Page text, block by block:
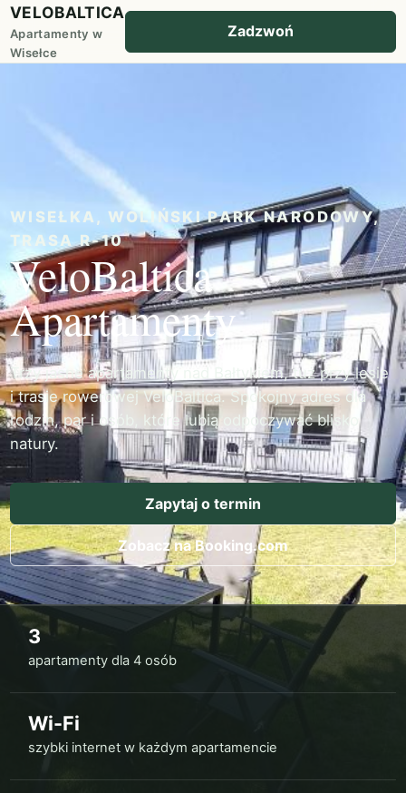
VELOBALTICA
Apartamenty w
Wisełce
Zadzwoń
WISEŁKA, WOLIŃSKI PARK NARODOWY,
TRASA R-10
VeloBaltica
Apartamenty
Trzy jasne apartamenty nad Bałtykiem, tuż przy lesie
i trasie rowerowej VeloBaltica. Spokojny adres dla
rodzin, par i osób, które lubią odpoczywać blisko
natury.
Zapytaj o termin
Zobacz na Booking.com
3
apartamenty dla 4 osób
Wi-Fi
szybki internet w każdym apartamencie